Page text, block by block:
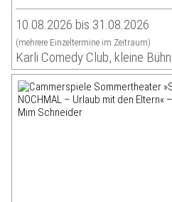
10.08.2026 bis 31.08.2026
(mehrere Einzeltermine im Zeitraum)
Karli Comedy Club, kleine